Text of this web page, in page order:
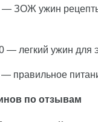
— ЗОЖ ужин
— легкий ужин для
— правильное
по отзывам